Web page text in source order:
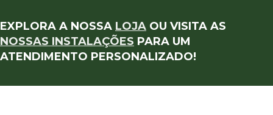
EXPLORA A NOSSA LOJA OU VISITA AS
NOSSAS INSTALAÇÕES PARA UM
ATENDIMENTO PERSONALIZADO!